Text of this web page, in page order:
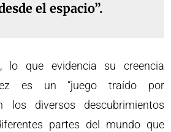
el espacio”.
lo que evidencia su creencia
es un “juego traído por
los diversos descubrimientos
partes del mundo que